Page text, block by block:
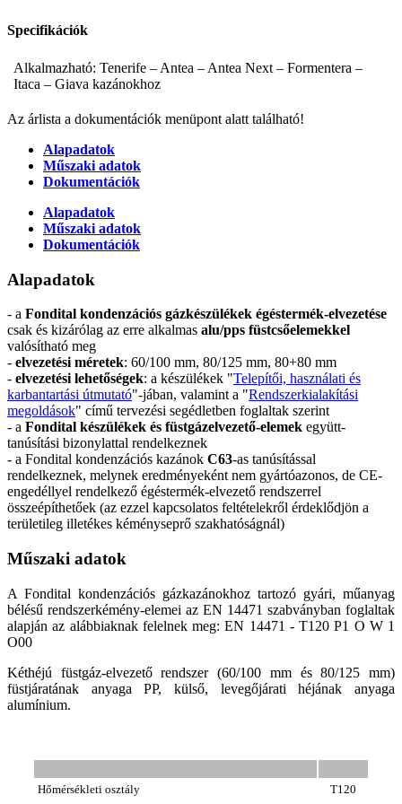
Specifikációk
Alkalmazható: Tenerife – Antea – Antea Next – Formentera –
Itaca – Giava kazánokhoz
Az árlista a dokumentációk menüpont alatt található!
Alapadatok
Műszaki adatok
Dokumentációk
Alapadatok
Műszaki adatok
Dokumentációk
Alapadatok
- a Fondital kondenzációs gázkészülékek égéstermék-elvezetése
csak és kizárólag az erre alkalmas alu/pps füstcsőelemekkel
valósítható meg
- elvezetési méretek: 60/100 mm, 80/125 mm, 80+80 mm
- elvezetési lehetőségek: a készülékek "Telepítői, használati és
karbantartási útmutató"-jában, valamint a "Rendszerkialakítási
megoldások" című tervezési segédletben foglaltak szerint
- a Fondital készülékek és füstgázelvezető-elemek együtt-
tanúsítási bizonylattal rendelkeznek
- a Fondital kondenzációs kazánok C63-as tanúsítással
rendelkeznek, melynek eredményeként nem gyártóazonos, de CE-
engedéllyel rendelkező égéstermék-elvezető rendszerrel
összeépíthetőek (az ezzel kapcsolatos feltételekről érdeklődjön a
területileg illetékes kéményseprő szakhatóságnál)
Műszaki adatok
A Fondital kondenzációs gázkazánokhoz tartozó gyári, műanyag
bélésű rendszerkémény-elemei az EN 14471 szabványban foglaltak
alapján az alábbiaknak felelnek meg: EN 14471 - T120 P1 O W 1
O00
Kéthéjú füstgáz-elvezető rendszer (60/100 mm és 80/125 mm)
füstjáratának anyaga PP, külső, levegőjárati héjának anyaga
alumínium.
Hőmérsékleti osztály
T120